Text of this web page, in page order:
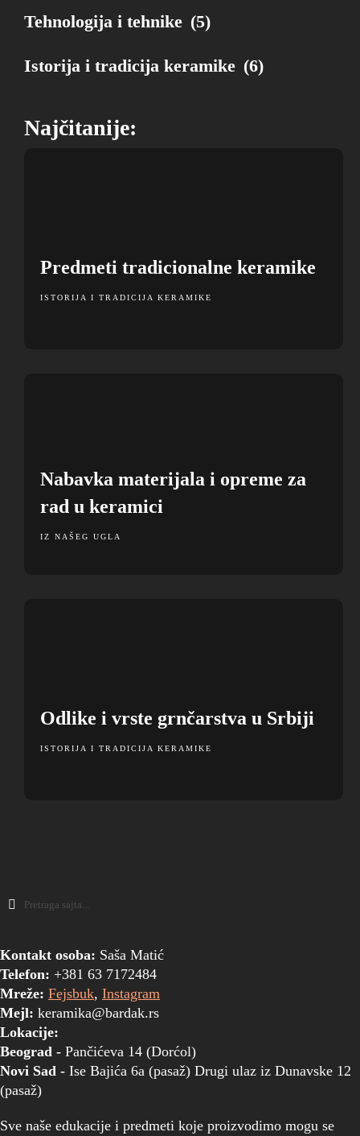
Tehnologija i tehnike (5)
Istorija i tradicija keramike (6)
Najčitanije:
Predmeti tradicionalne keramike
ISTORIJA I TRADICIJA KERAMIKE
Nabavka materijala i opreme za
rad u keramici
IZ NAŠEG UGLA
Odlike i vrste grnčarstva u Srbiji
ISTORIJA I TRADICIJA KERAMIKE
Kontakt osoba: Saša Matić
Telefon: +381 63 7172484
Mreže: Fejsbuk, Instagram
Mejl: keramika@bardak.rs
Lokacije:
Beograd - Pančićeva 14 (Dorćol)
Novi Sad - Ise Bajića 6a (pasaž) Drugi ulaz iz Dunavske 12
(pasaž)
Sve naše edukacije i predmeti koje proizvodimo mogu se